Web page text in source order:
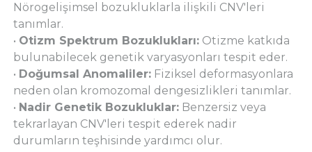
Nörogelişimsel bozukluklarla ilişkili CNV'leri
tanımlar.
• Otizm Spektrum Bozuklukları:Otizme katkıda
bulunabilecek genetik varyasyonları tespit eder.
• Doğumsal Anomaliler:Fiziksel deformasyonlara
neden olan kromozomal dengesizlikleri tanımlar.
• Nadir Genetik Bozukluklar:Benzersiz veya
tekrarlayan CNV'leri tespit ederek nadir
durumların teşhisinde yardımcı olur.